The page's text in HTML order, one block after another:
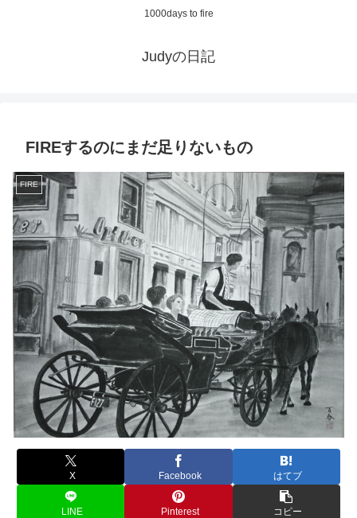
1000days to fire
Judyの日記
FIREするのにまだ足りないもの
FIRE
X Facebook はてブ
LINE Pinterest コピー